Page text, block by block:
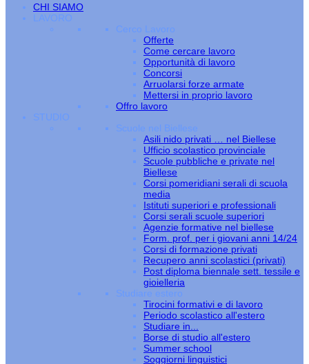
CHI SIAMO
LAVORO
Cerco Lavoro
Offerte
Come cercare lavoro
Opportunità di lavoro
Concorsi
Arruolarsi forze armate
Mettersi in proprio lavoro
Offro lavoro
STUDIO
Scuole nel Biellese
Asili nido privati … nel Biellese
Ufficio scolastico provinciale
Scuole pubbliche e private nel
Biellese
Corsi pomeridiani serali di scuola
media
Istituti superiori e professionali
Corsi serali scuole superiori
Agenzie formative nel biellese
Form. prof. per i giovani anni 14/24
Corsi di formazione privati
Recupero anni scolastici (privati)
Post diploma biennale sett. tessile e
gioielleria
Studiare estero
Tirocini formativi e di lavoro
Periodo scolastico all'estero
Studiare in...
Borse di studio all'estero
Summer school
Soggiorni linguistici